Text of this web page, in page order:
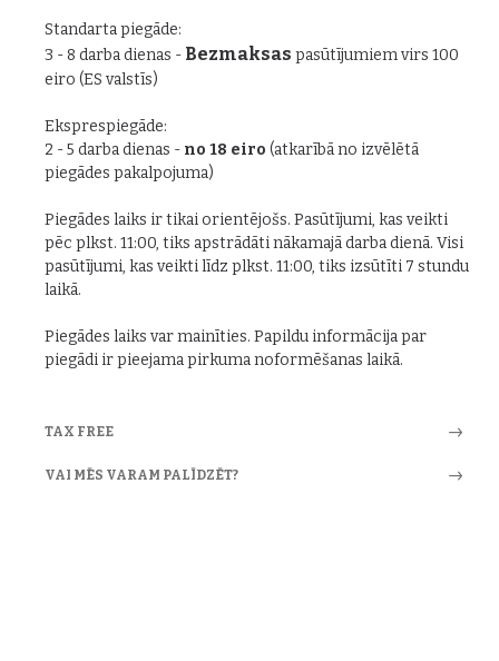
Standarta piegāde:
3 - 8 darba dienas - Bezmaksas pasūtījumiem virs 100
eiro (ES valstīs)
Eksprespiegāde:
2 - 5 darba dienas - no 18 eiro (atkarībā no izvēlētā
piegādes pakalpojuma)
Piegādes laiks ir tikai orientējošs. Pasūtījumi, kas veikti
pēc plkst. 11:00, tiks apstrādāti nākamajā darba dienā. Visi
pasūtījumi, kas veikti līdz plkst. 11:00, tiks izsūtīti 7 stundu
laikā.
Piegādes laiks var mainīties. Papildu informācija par
piegādi ir pieejama pirkuma noformēšanas laikā.
TAX FREE
VAI MĒS VARAM PALĪDZĒT?